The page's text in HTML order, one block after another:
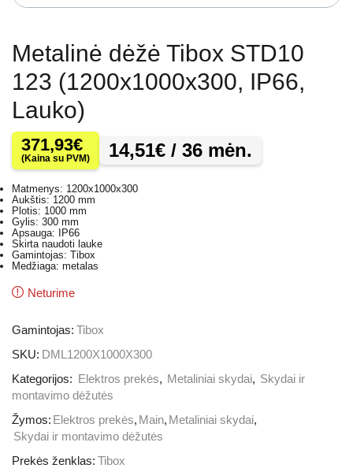
Metalinė dėžė Tibox STD10
123 (1200x1000x300, IP66,
Lauko)
371,93€
(Kaina su PVM) 14,51€ / 36 mėn.
Matmenys: 1200x1000x300
Aukštis: 1200 mm
Plotis: 1000 mm
Gylis: 300 mm
Apsauga: IP66
Skirta naudoti lauke
Gamintojas: Tibox
Medžiaga: metalas
Neturime
Gamintojas: Tibox
SKU: DML1200X1000X300
Kategorijos:
Elektros prekės, Metaliniai skydai, Skydai ir
montavimo dėžutės
Žymos: Elektros prekės, Main, Metaliniai skydai,
Skydai ir montavimo dėžutės
Prekės ženklas: Tibox